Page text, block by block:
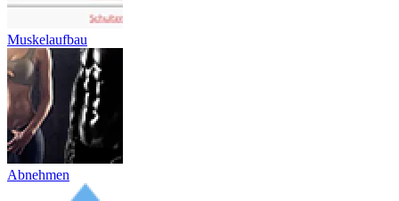
Muskelaufbau
Abnehmen